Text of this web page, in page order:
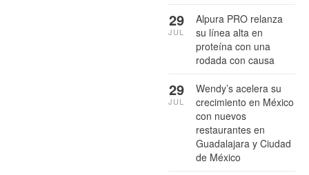
Alpura PRO relanza
su línea alta en
proteína con una
rodada con causa
29
JUL
Wendy’s acelera su
crecimiento en México
con nuevos
restaurantes en
Guadalajara y Ciudad
de México
29
JUL